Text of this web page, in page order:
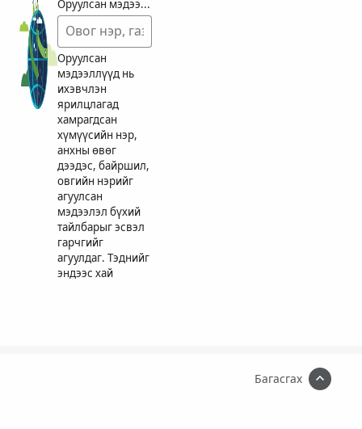
Оруулсан мэдээллүүд-г түлхүүр үг ашиглан хайж ол
Оруулсан
мэдээллүүд нь
ихэвчлэн
ярилцлагад
хамрагдсан
хүмүүсийн нэр,
анхны өвөг
дээдэс, байршил,
овгийн нэрийг
агуулсан
мэдээлэл бүхий
тайлбарыг эсвэл
гарчгийг
агуулдаг. Тэднийг
эндээс хай
Багасгах